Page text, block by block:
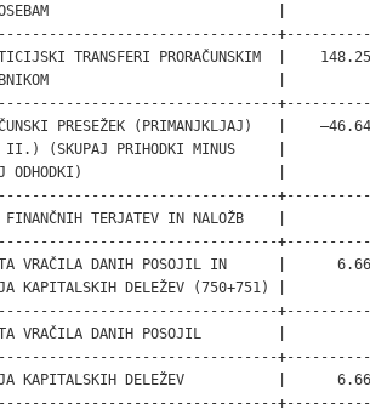
|
TRANSFERI PRORAČUNSKIM  |
|
PRESEŽEK (PRIMANJKLJAJ)   |
PRIHODKI MINUS     |
ODHODKI)                       |
TERJATEV IN NALOŽB    |
VRAČILA DANIH POSOJIL IN      |
KAPITALSKIH DELEŽEV (750+751) |
VRAČILA DANIH POSOJIL         |
KAPITALSKIH DELEŽEV           |